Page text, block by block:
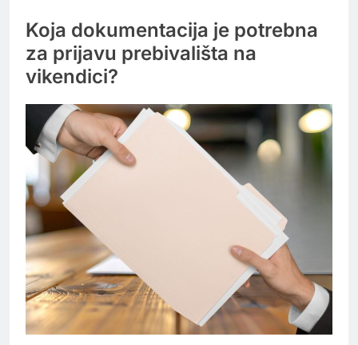
Koja dokumentacija je potrebna
za prijavu prebivališta na
vikendici?